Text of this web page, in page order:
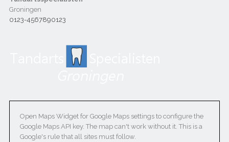
Groningen
0123-4567890123
Open Maps Widget for Google Maps settings to configure the
Google Maps API key. The map can't work without it. This is a
Google's rule that all sites must follow.